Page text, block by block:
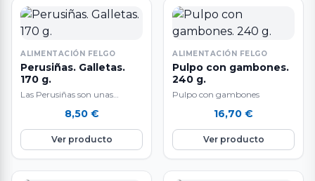
ALIMENTACIÓN FELGO
Perusiñas. Galletas.
170 g.
Las Perusiñas son unas
elaboradas en Lugo que
evocan sabores tradicionales
y…
8,50 €
Ver producto
ALIMENTACIÓN FELGO
Pulpo con gambones.
240 g.
Pulpo con gambones
16,70 €
Ver producto